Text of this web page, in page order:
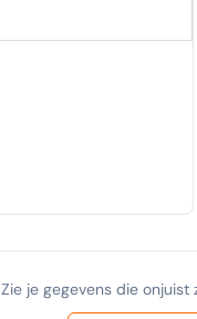
Zie je gegevens die onjuist